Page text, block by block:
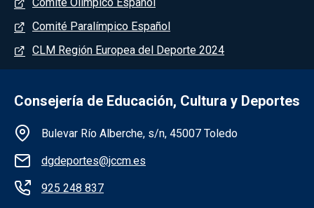
Comité Olímpico Español
Comité Paralímpico Español
CLM Región Europea del Deporte 2024
Consejería de Educación, Cultura y Deportes
Información de la institución
Bulevar Río Alberche, s/n, 45007 Toledo
dgdeportes@jccm.es
925 248 837